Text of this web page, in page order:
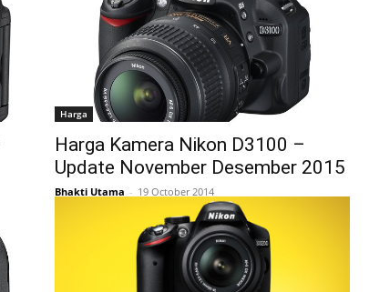
Harga
Harga Kamera Nikon D3100 –
Update November Desember 2015
Bhakti Utama - 19 October 2014